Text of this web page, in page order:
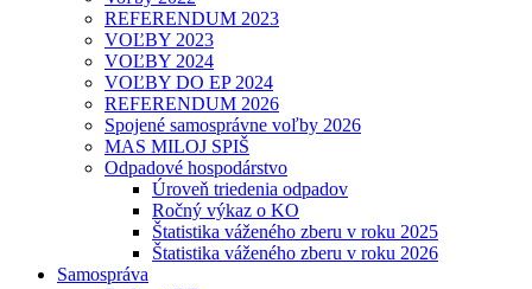
REFERENDUM 2023
VOĽBY 2023
VOĽBY 2024
VOĽBY DO EP 2024
REFERENDUM 2026
Spojené samosprávne voľby 2026
MAS MILOJ SPIŠ
Odpadové hospodárstvo
Úroveň triedenia odpadov
Ročný výkaz o KO
Štatistika váženého zberu v roku 2025
Štatistika váženého zberu v roku 2026
Samospráva